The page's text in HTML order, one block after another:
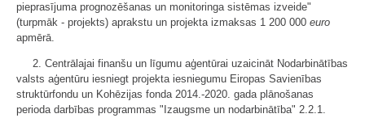
pieprasījuma prognozēšanas un monitoringa sistēmas izveide"
(turpmāk - projekts) aprakstu un projekta izmaksas 1 200 000 euro
apmērā.
2. Centrālajai finanšu un līgumu aģentūrai uzaicināt Nodarbinātības
valsts aģentūru iesniegt projekta iesniegumu Eiropas Savienības
struktūrfondu un Kohēzijas fonda 2014.-2020. gada plānošanas
perioda darbības programmas "Izaugsme un nodarbinātība" 2.2.1.